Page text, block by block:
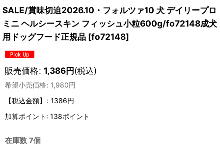
SALE/賞味切迫2026.10・フォルツァ10 犬 デイリープロ
ミニ ヘルシースキン フィッシュ小粒600g/fo72148成犬
用ドッグフード正規品 [fo72148]
販売価格: 1,386円(税込)
希望小売価格: 1,980円
【税込金額】
: 1386円
加算ポイント: 138ポイント
在庫数 7個